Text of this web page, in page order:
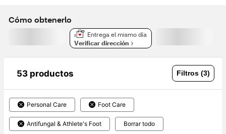
Cómo obtenerlo
Entrega el mismo día
Verificar dirección
53 productos Filtros (3)
Personal Care Foot Care
Antifungal & Athlete's Foot Borrar todo